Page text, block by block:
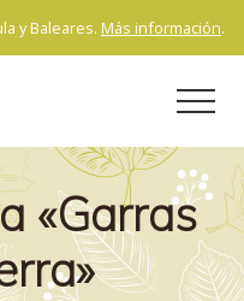
y Baleares. Más información.
«Garras